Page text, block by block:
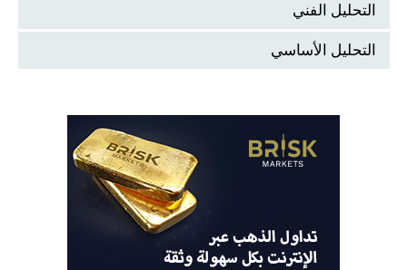
التحليل الفني
التحليل الأساسي